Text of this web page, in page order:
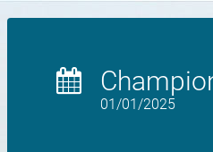
01/01/2025